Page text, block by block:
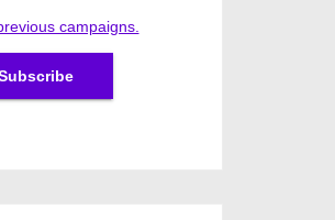
campaigns.